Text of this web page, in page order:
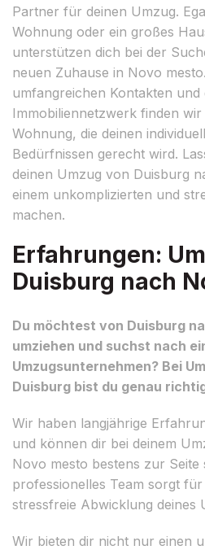
Partner für deinen Umzug.
Wohnung oder ein großes
unterstützen dich bei der
neuen Zuhause in Novo
umfangreichen Kontakten
Immobiliennetzwerk finden
Wohnung, die deinen
Bedürfnissen gerecht wird.
deinen Umzug von Duisburg
einem unkomplizierten und
machen.
Erfahrungen:
Duisburg nach
Du möchtest von Duisburg
umziehen und suchst nach
Umzugsunternehmen? Bei
Duisburg bist du genau
Wir haben langjährige
und können dir bei deinem
Novo mesto bestens zur Seite
professionelles Team sorgt
stressfreie Abwicklung deines
Wir bieten dir nicht nur einen